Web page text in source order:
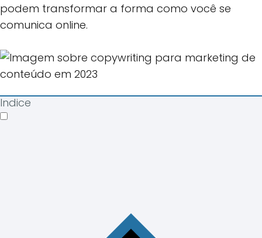
podem transformar a forma como você se
comunica online.
Indice